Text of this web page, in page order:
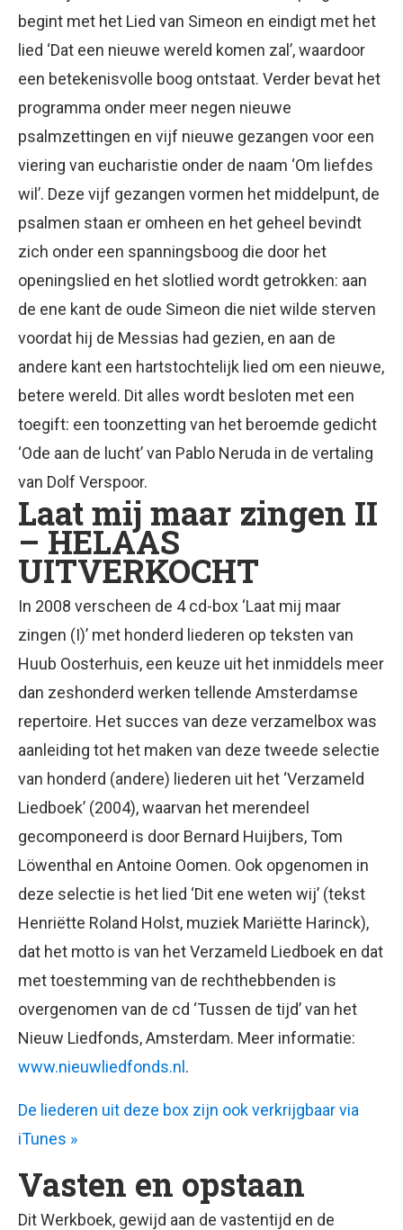
begint met het Lied van Simeon en eindigt met het
lied ‘Dat een nieuwe wereld komen zal’, waardoor
een betekenisvolle boog ontstaat. Verder bevat het
programma onder meer negen nieuwe
psalmzettingen en vijf nieuwe gezangen voor een
viering van eucharistie onder de naam ‘Om liefdes
wil’. Deze vijf gezangen vormen het middelpunt, de
psalmen staan er omheen en het geheel bevindt
zich onder een spanningsboog die door het
openingslied en het slotlied wordt getrokken: aan
de ene kant de oude Simeon die niet wilde sterven
voordat hij de Messias had gezien, en aan de
andere kant een hartstochtelijk lied om een nieuwe,
betere wereld. Dit alles wordt besloten met een
toegift: een toonzetting van het beroemde gedicht
‘Ode aan de lucht’ van Pablo Neruda in de vertaling
van Dolf Verspoor.
Laat mij maar zingen II
– HELAAS
UITVERKOCHT
In 2008 verscheen de 4 cd-box ‘Laat mij maar
zingen (I)’ met honderd liederen op teksten van
Huub Oosterhuis, een keuze uit het inmiddels meer
dan zeshonderd werken tellende Amsterdamse
repertoire. Het succes van deze verzamelbox was
aanleiding tot het maken van deze tweede selectie
van honderd (andere) liederen uit het ‘Verzameld
Liedboek’ (2004), waarvan het merendeel
gecomponeerd is door Bernard Huijbers, Tom
Löwenthal en Antoine Oomen. Ook opgenomen in
deze selectie is het lied ‘Dit ene weten wij’ (tekst
Henriëtte Roland Holst, muziek Mariëtte Harinck),
dat het motto is van het Verzameld Liedboek en dat
met toestemming van de rechthebbenden is
overgenomen van de cd ‘Tussen de tijd’ van het
Nieuw Liedfonds, Amsterdam. Meer informatie:
www.nieuwliedfonds.nl .
De liederen uit deze box zijn ook verkrijgbaar via
iTunes »
Vasten en opstaan
Dit Werkboek, gewijd aan de vastentijd en de